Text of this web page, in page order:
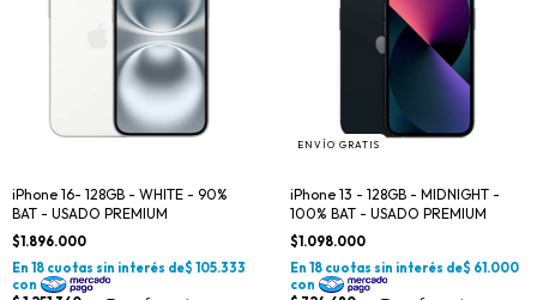
iPhone 16- 128GB - WHITE - 90%
BAT - USADO PREMIUM
$1.896.000
ENVÍO GRATIS
iPhone 13 - 128GB - MIDNIGHT -
100% BAT - USADO PREMIUM
$1.098.000